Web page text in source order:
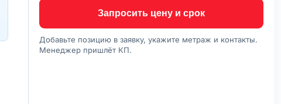
Запросить цену и срок
Добавьте позицию в заявку, укажите метраж и контакты.
Менеджер пришлёт КП.